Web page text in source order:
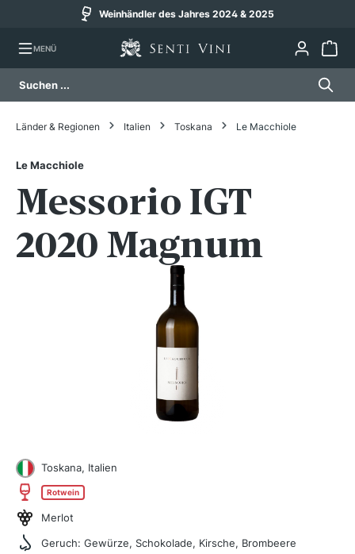
Weinhändler des Jahres 2024 & 2025
MENÜ
Bildergalerie überspringen
Länder & Regionen Italien Toskana Le Macchiole
Le Macchiole
Messorio IGT
2020 Magnum
Toskana, Italien
Rotwein
Merlot
Geruch: Gewürze, Schokolade, Kirsche, Brombeere